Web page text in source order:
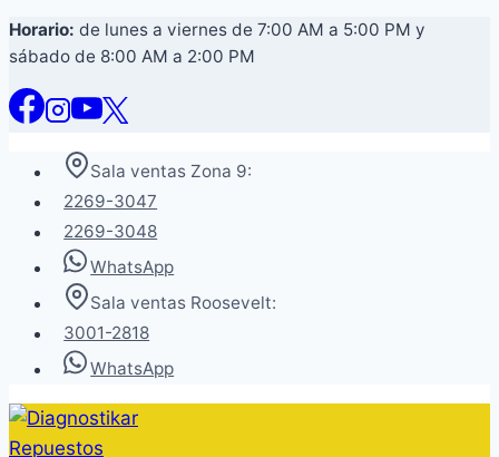
Saltar
al
contenido
Horario: de lunes a viernes de 7:00 AM a 5:00 PM y
sábado de 8:00 AM a 2:00 PM
Sala ventas Zona 9:
2269-3047
2269-3048
WhatsApp
Sala ventas Roosevelt:
3001-2818
WhatsApp